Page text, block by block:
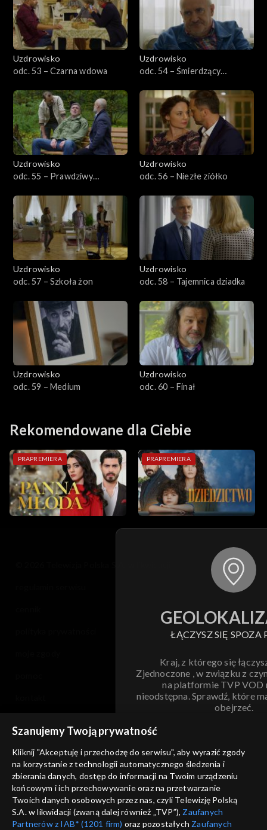
Uzdrowisko
odc. 53 – Czarna wdowa
Uzdrowisko
odc. 54 – Śmierdzący
Uzdrowisko
odc. 55 – Prawdziwy
Uzdrowisko
odc. 56 – Niezłe ziółko
Uzdrowisko
odc. 57 – Szkoła żon
Uzdrowisko
odc. 58 – Tajemnica dziadka
Uzdrowisko
odc. 59 – Medium
Uzdrowisko
odc. 60 – Finał
Rekomendowane dla Ciebie
PRAPREMIERA PRAPREMIERA
ŁĄCZYSZ SIĘ SPOZA
Kraj, z którego się
Zjednoczone , w związku z
na platformie TVP VOD
nieodstępna. Sprawdź, które
obejrzeć.
ANULUJ
informacje o dostawcy usług
Szanujemy Twoją prywatność
Kliknij "Akceptuję i przechodzę do serwisu", aby wyrazić zgody
na korzystanie z technologii automatycznego śledzenia i
zbierania danych, dostęp do informacji na Twoim urządzeniu
końcowym i ich przechowywanie oraz na przetwarzanie
Twoich danych osobowych przez nas, czyli Telewizję Polską
S.A. w likwidacji (zwaną dalej również „TVP”), Zaufanych
Partnerów z IAB* (1201 firm) oraz pozostałych Zaufanych